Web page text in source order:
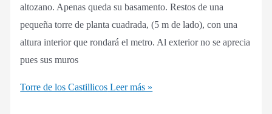
altozano. Apenas queda su basamento. Restos de una
pequeña torre de planta cuadrada, (5 m de lado), con una
altura interior que rondará el metro. Al exterior no se aprecia
pues sus muros
Torre de los Castillicos Leer más »